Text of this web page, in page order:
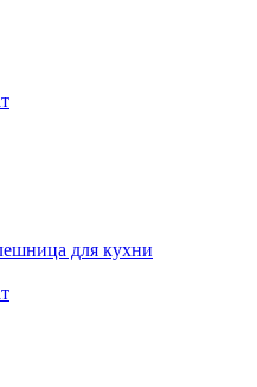
для кухни